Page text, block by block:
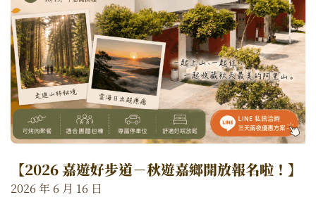
【2026 嘉遊好步道－秋遊嘉鄉開放報名啦！】
2026 年 6 月 16 日